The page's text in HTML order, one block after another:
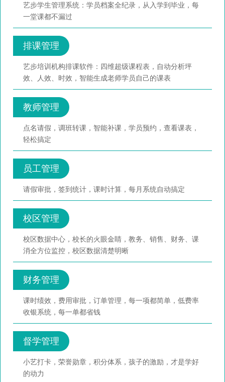
艺步学生管理系统：学员档案全纪录，从入学到毕业，每
一堂课都不漏过
排课管理
艺步培训机构排课软件：四维超级课程表，自动分析坪
效、人效、时效，智能生成老师学员自己的课表
教师管理
点名请假，调班转课，智能补课，学员预约，查看课表，
轻松搞定
员工管理
请假审批，签到统计，课时计算，每月系统自动搞定
校区管理
校区数据中心，校长的火眼金睛，教务、销售、财务、课
消全方位监控，校区数据清楚明晰
财务管理
课时绩效，费用审批，订单管理，每一项都简单，低费率
收银系统，每一单都省钱
督学管理
小艺打卡，荣誉勋章，积分体系，孩子的激励，才是学好
的动力